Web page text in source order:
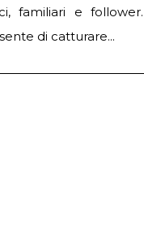
familiari e
di catturare...